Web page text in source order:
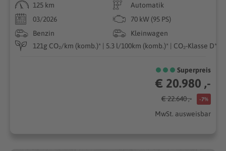
125 km
Automatik
03/2026
70 kW (95 PS)
Benzin
Kleinwagen
121g CO₂/km (komb.)* | 5.3 l/100km (komb.)* | CO₂-Klasse D*
Superpreis
€ 20.980 ,-
€ 22.640 ,- -7%
MwSt. ausweisbar